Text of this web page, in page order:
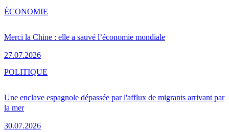
Merci la Chine : elle a sauvé l’économie mondiale
27.07.2026
ÉCONOMIE
Une enclave espagnole dépassée par l'afflux de migrants arrivant par
la mer
30.07.2026
POLITIQUE